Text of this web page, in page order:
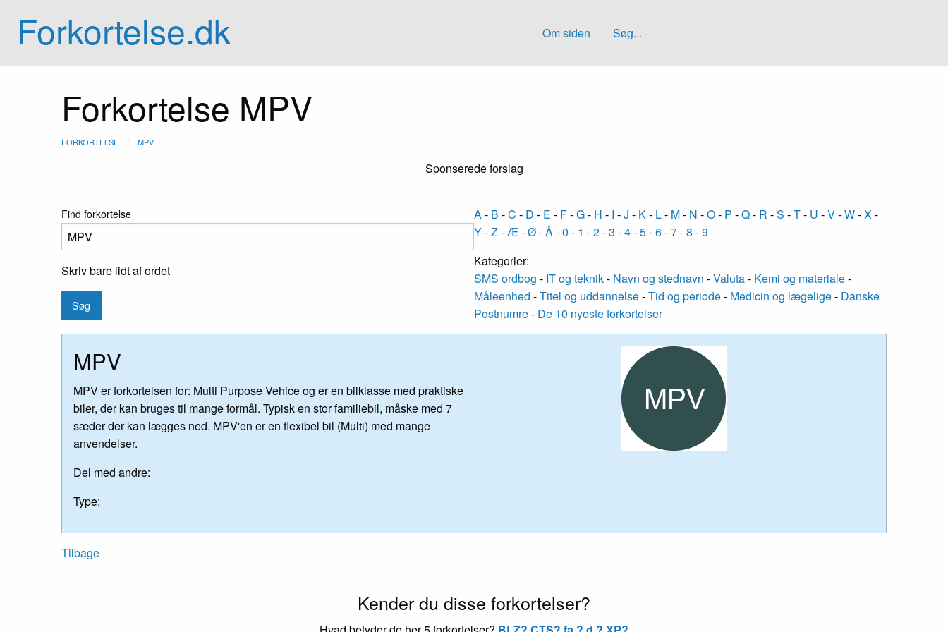
Forkortelse.dk Om siden Søg...
Forkortelse MPV
FORKORTELSE MPV
Sponserede forslag
Find forkortelse
Skriv bare lidt af ordet
A- B -C - D - E - F-G- H - I -J - K- L- M- N -O- P -Q- R -S -T- U -V-W-X-
Y-Z-Æ-Ø-Å-0 - 1 -2-3 -4-5-6-7-8 -9
Kategorier:
SMS ordbog - IT og teknik- Navn og stednavn -Valuta- Kemi og materiale-
Måleenhed -Titel og uddannelse-Tid og periode- Medicin og lægelige- Danske
Postnumre- De 10 nyeste forkortelser
MPV
MPV er forkortelsen for: Multi Purpose Vehice og er en bilklasse med praktiske
biler, der kan bruges til mange formål. Typisk en stor familiebil, måske med 7
sæder der kan lægges ned. MPV'en er en flexibel bil (Multi) med mange
anvendelser.
Del med andre:
Type:
Tilbage
Kender du disse forkortelser?